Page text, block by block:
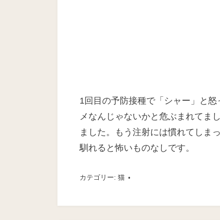
1回目の予防接種で「シャー」と
メなんじゃないかと危ぶまれてま
ました。もう注射には慣れてしま
馴れると怖いものなしです。
カテゴリー: 猫